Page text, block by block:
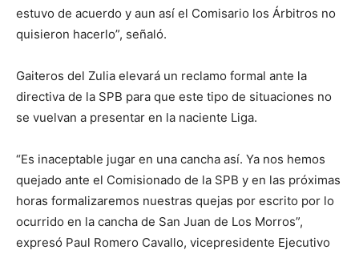
estuvo de acuerdo y aun así el Comisario los Árbitros no
quisieron hacerlo”, señaló.
Gaiteros del Zulia elevará un reclamo formal ante la
directiva de la SPB para que este tipo de situaciones no
se vuelvan a presentar en la naciente Liga.
“Es inaceptable jugar en una cancha así. Ya nos hemos
quejado ante el Comisionado de la SPB y en las próximas
horas formalizaremos nuestras quejas por escrito por lo
ocurrido en la cancha de San Juan de Los Morros”,
expresó Paul Romero Cavallo, vicepresidente Ejecutivo